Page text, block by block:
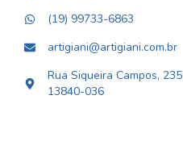
(19) 99733-6863
artigiani@artigiani.com.br
Rua Siqueira Campos,
13840-036